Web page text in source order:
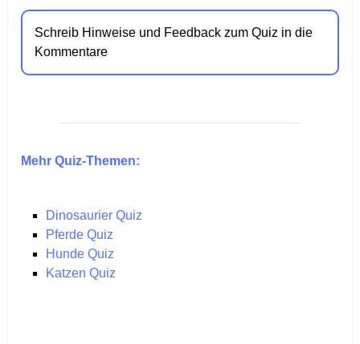
Schreib Hinweise und Feedback zum Quiz in die
Kommentare
Mehr Quiz-Themen:
Dinosaurier Quiz
Pferde Quiz
Hunde Quiz
Katzen Quiz